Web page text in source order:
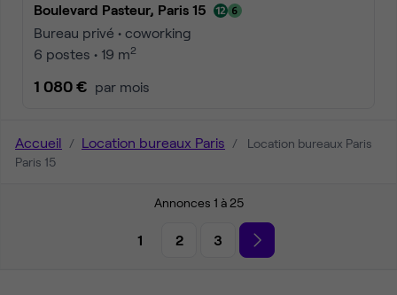
Boulevard Pasteur, Paris 15
Bureau privé • coworking
6 postes • 19 m2
1 080 € par mois
Accueil Location bureaux Paris
Location bureaux Paris
Paris 15
Annonces 1 à 25
1 2 3